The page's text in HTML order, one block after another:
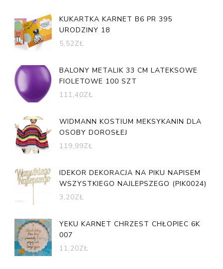
KUKARTKA KARNET B6 PR 395
URODZINY 18
5,52ZŁ
BALONY METALIK 33 CM LATEKSOWE
FIOLETOWE 100 SZT
111,40ZŁ
WIDMANN KOSTIUM MEKSYKANIN DLA
OSOBY DOROSŁEJ
119,99ZŁ
IDEKOR DEKORACJA NA PIKU NAPISEM
WSZYSTKIEGO NAJLEPSZEGO (PIK0024)
3,20ZŁ
YEKU KARNET CHRZEST CHŁOPIEC 6K
007
11,20ZŁ